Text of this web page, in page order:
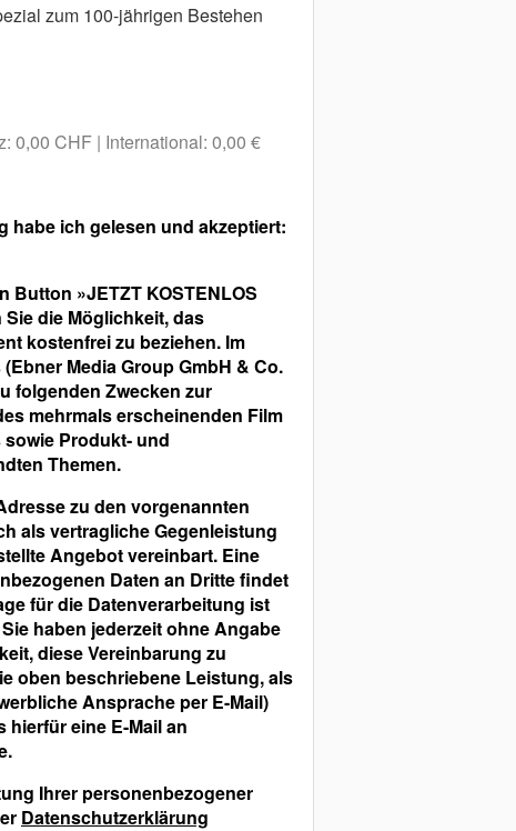
zum 100-jährigen Bestehen
0,00 CHF International: 0,00 €
habe ich gelesen und akzeptiert:
Button »JETZT KOSTENLOS
Sie die Möglichkeit, das
kostenfrei zu beziehen. Im
Media Group GmbH & Co.
folgenden Zwecken zur
mehrmals erscheinenden Film
sowie Produkt- und
Themen.
zu den vorgenannten
als vertragliche Gegenleistung
Angebot vereinbart. Eine
Daten an Dritte findet
für die Datenverarbeitung ist
haben jederzeit ohne Angabe
diese Vereinbarung zu
oben beschriebene Leistung, als
Ansprache per E-Mail)
hierfür eine E-Mail an
Ihrer personenbezogener
Datenschutzerklärung